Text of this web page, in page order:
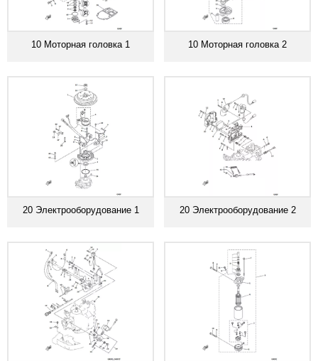
10 Моторная головка 1 10 Моторная головка 2
20 Электрооборудование 1 20 Электрооборудование 2